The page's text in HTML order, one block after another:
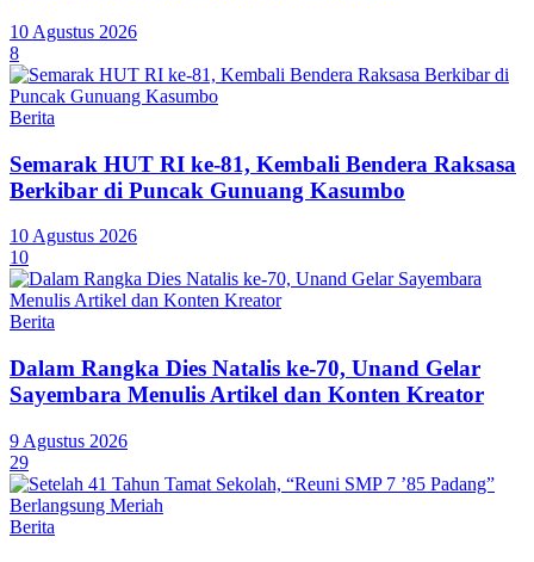
10 Agustus 2026
8
Berita
Semarak HUT RI ke-81, Kembali Bendera Raksasa
Berkibar di Puncak Gunuang Kasumbo
10 Agustus 2026
10
Berita
Dalam Rangka Dies Natalis ke-70, Unand Gelar
Sayembara Menulis Artikel dan Konten Kreator
9 Agustus 2026
29
Berita